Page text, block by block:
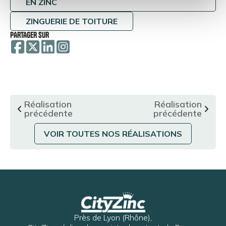
ZINGUERIE DE TOITURE
PARTAGER SUR
Réalisation
précédente
VOIR TOUTES NOS RÉALISATIONS
Réalisation
précédente
Près de Lyon (Rhône),